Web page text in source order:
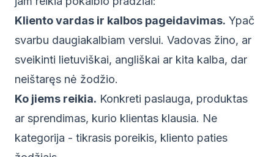
Kliento vardas ir kalbos pageidavimas. Ypač
svarbu daugiakalbiam verslui. Vadovas žino, ar
sveikinti lietuviškai, angliškai ar kita kalba, dar
neištaręs nė žodžio.
Ko jiems reikia. Konkreti paslauga, produktas
ar sprendimas, kurio klientas klausia. Ne
kategorija - tikrasis poreikis, kliento paties